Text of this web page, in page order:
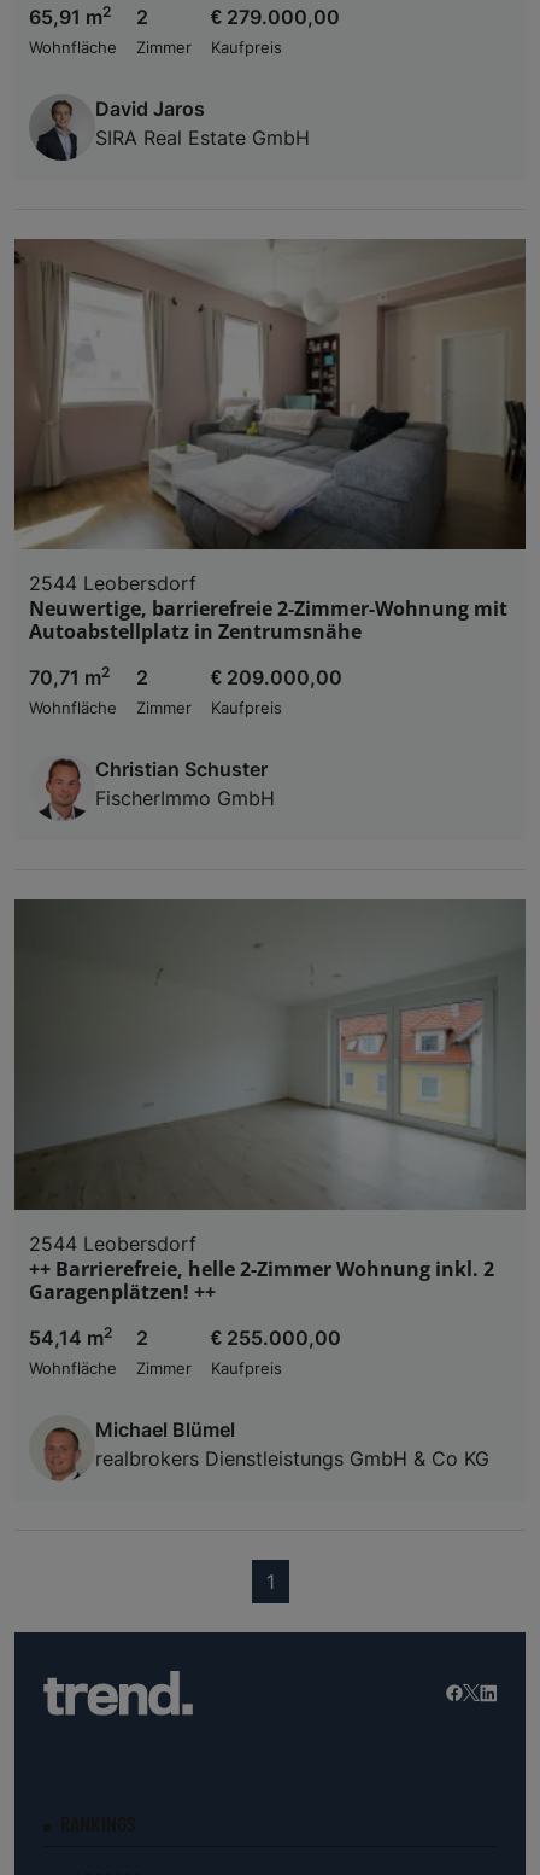
65,91 m2
Wohnfläche
2
Zimmer
€ 279.000,00
Kaufpreis
David Jaros
SIRA Real Estate GmbH
2544 Leobersdorf
Neuwertige, barrierefreie 2-Zimmer-Wohnung mit
Autoabstellplatz in Zentrumsnähe
70,71 m2
Wohnfläche
2
Zimmer
€ 209.000,00
Kaufpreis
Christian Schuster
FischerImmo GmbH
2544 Leobersdorf
++ Barrierefreie, helle 2-Zimmer Wohnung inkl. 2
Garagenplätzen! ++
54,14 m2
Wohnfläche
2
Zimmer
€ 255.000,00
Kaufpreis
Michael Blümel
realbrokers Dienstleistungs GmbH & Co KG
1(current)